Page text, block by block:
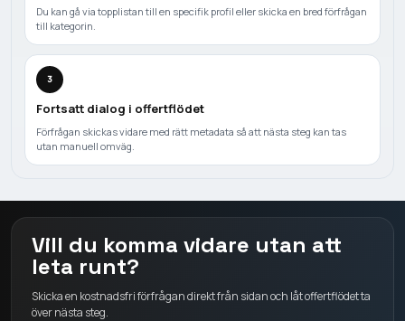
Du kan gå via topplistan till en specifik profil eller skicka en bred förfrågan
till kategorin.
3
Fortsatt dialog i offertflödet
Förfrågan skickas vidare med rätt metadata så att nästa steg kan tas
utan manuell omväg.
Vill du komma vidare utan att
leta runt?
Skicka en kostnadsfri förfrågan direkt från sidan och låt offertflödet ta
över nästa steg.